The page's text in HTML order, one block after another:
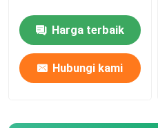
Harga terbaik
Hubungi kami